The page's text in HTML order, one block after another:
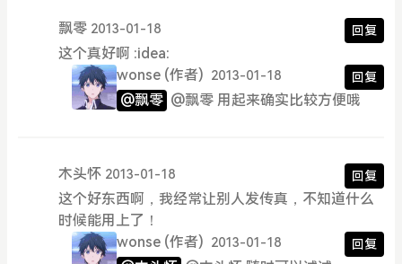
飘零 2013-01-18 回复
这个真好啊 :idea:
wonse (作者) 2013-01-18 回复
@飘零 @飘零 用起来确实比较方便哦
木头怀 2013-01-18 回复
这个好东西啊，我经常让别人发传真，不知道什么
时候能用上了！
wonse (作者) 2013-01-18 回复